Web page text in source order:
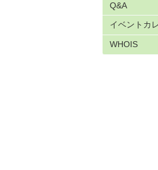
Q&A
イベントカ
WHOIS